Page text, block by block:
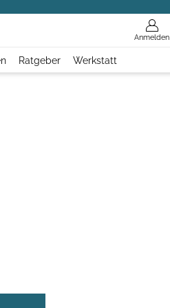
Anmelden
Ratgeber Werkstatt